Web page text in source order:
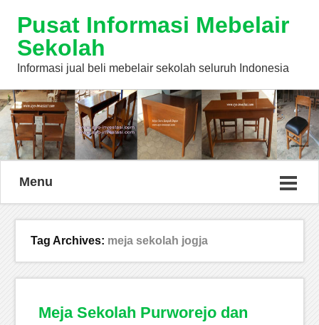
Pusat Informasi Mebelair
Sekolah
Informasi jual beli mebelair sekolah seluruh Indonesia
Menu
Tag Archives: meja sekolah jogja
Meja Sekolah Purworejo dan